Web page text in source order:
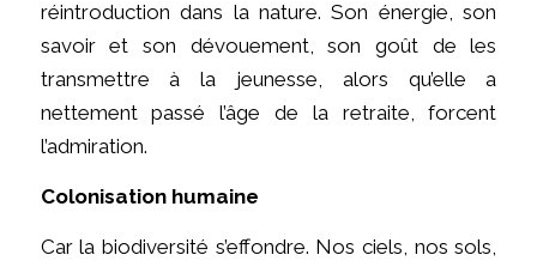
réintroduction dans la nature. Son énergie, son
savoir et son dévouement, son goût de les
transmettre à la jeunesse, alors qu’elle a
nettement passé l’âge de la retraite, forcent
l’admiration.
Colonisation humaine
Car la biodiversité s’effondre. Nos ciels, nos sols,